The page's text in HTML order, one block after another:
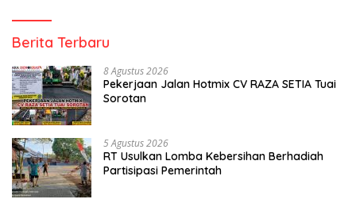
Berita Terbaru
8 Agustus 2026
Pekerjaan Jalan Hotmix CV RAZA SETIA Tuai
Sorotan
5 Agustus 2026
RT Usulkan Lomba Kebersihan Berhadiah
Partisipasi Pemerintah